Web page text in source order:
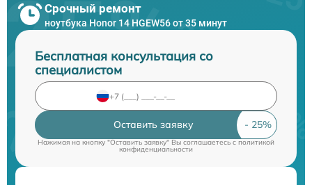
Срочный ремонт
ноутбука Honor 14 HGEW56 от 35 минут
Бесплатная консультация со
специалистом
Оставить заявку
Нажимая на кнопку "Оставить заявку" Вы соглашаетесь cполитикой
конфиденциальности